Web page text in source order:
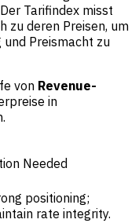
Tarifindex misst
zu deren Preisen, um
Preismacht zu
von Revenue-
in
Needed
positioning;
rate integrity.